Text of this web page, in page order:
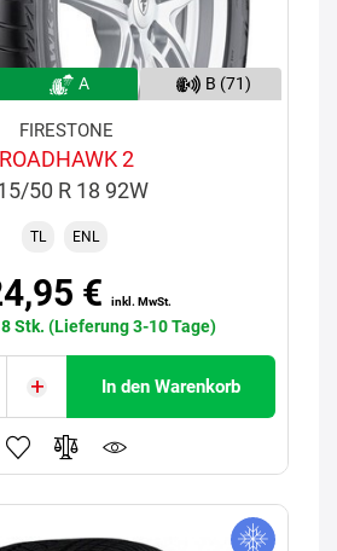
A B (71)
FIRESTONE
ROADHAWK 2
50 R 18 92W
TL ENL
€ inkl. MwSt.
Stk. (Lieferung 3-10 Tage)
In den Warenkorb